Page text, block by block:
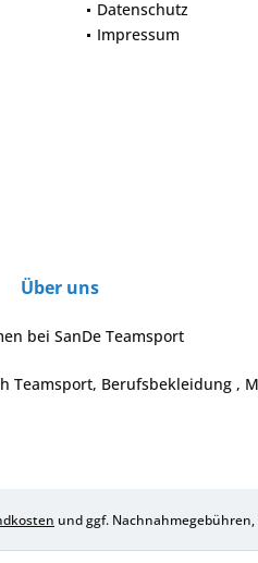
Datenschutz
Impressum
Über uns
bei SanDe Teamsport
Teamsport, Berufsbekleidung ,
und ggf.